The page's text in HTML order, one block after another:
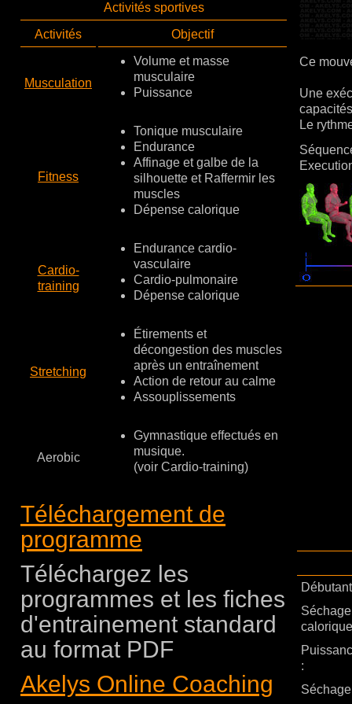
Activités sportives
Activités
Objectif
Musculation
Volume et masse
musculaire
Puissance
Fitness
Tonique musculaire
Endurance
Affinage et galbe de la
silhouette et Raffermir les
muscles
Dépense calorique
Cardio-
training
Endurance cardio-
vasculaire
Cardio-pulmonaire
Dépense calorique
Stretching
Étirements et
décongestion des muscles
après un entraînement
Action de retour au calme
Assouplissements
Aerobic
Gymnastique effectués en
musique.
(voir Cardio-training)
Téléchargement de
programme
Téléchargez les
programmes et les fiches
d'entrainement standard
au format PDF
Akelys Online Coaching
Ce
Une
Le
: